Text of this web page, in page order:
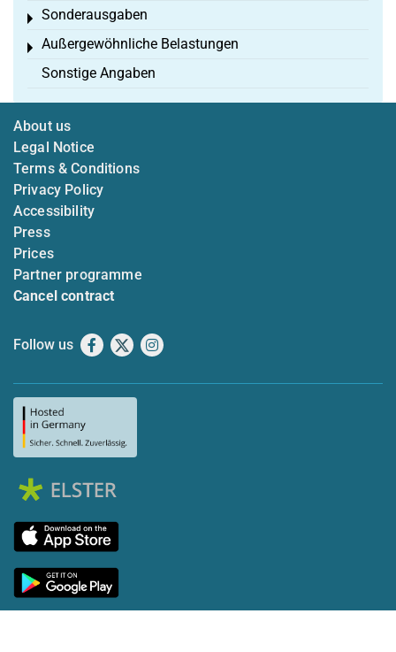
Sonderausgaben
Toggle menu
Außergewöhnliche Belastungen
Toggle menu
Sonstige Angaben
About us
Legal Notice
Terms & Conditions
Privacy Policy
Accessibility
Press
Prices
Partner programme
Cancel contract
Follow us Facebook
X Instagram